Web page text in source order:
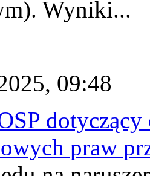
Wyniki...
09:48
praw